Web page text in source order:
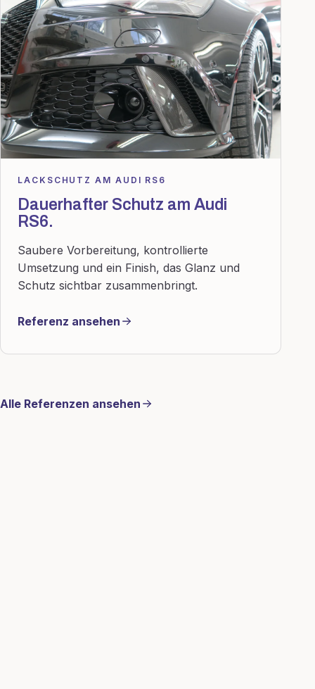
LACKSCHUTZ AM AUDI RS6
Dauerhafter Schutz am Audi
RS6.
Saubere Vorbereitung, kontrollierte
Umsetzung und ein Finish, das Glanz und
Schutz sichtbar zusammenbringt.
Referenz ansehen
Alle Referenzen ansehen